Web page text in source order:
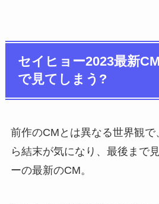
セイヒョー2023最新
で見てしまう?
前作のCMとは異なる世界観
ら結末が気になり、最後まで
ーの最新のCM。